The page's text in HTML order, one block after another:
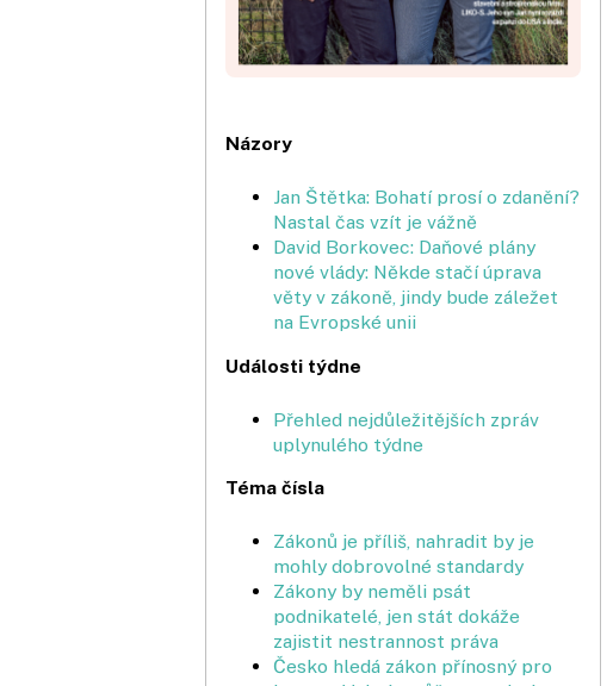
Názory
Jan Štětka: Bohatí prosí o zdanění?
Nastal čas vzít je vážně
David Borkovec: Daňové plány
nové vlády: Někde stačí úprava
věty v zákoně, jindy bude záležet
na Evropské unii
Události týdne
Přehled nejdůležitějších zpráv
uplynulého týdne
Téma čísla
Zákonů je příliš, nahradit by je
mohly dobrovolné standardy
Zákony by neměli psát
podnikatelé, jen stát dokáže
zajistit nestrannost práva
Česko hledá zákon přínosný pro